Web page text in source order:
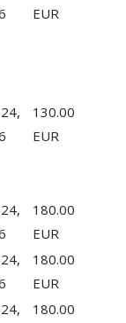
EUR
130.00
EUR
180.00
EUR
180.00
EUR
180.00